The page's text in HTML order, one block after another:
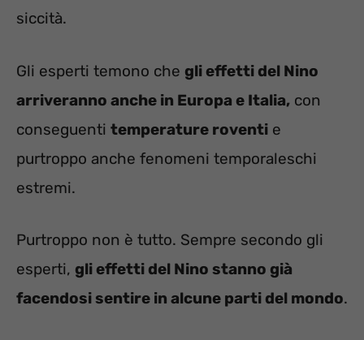
siccità.
Gli esperti temono che gli effetti del Nino
arriveranno anche in Europa e Italia, con
conseguenti temperature roventi e
purtroppo anche fenomeni temporaleschi
estremi.
Purtroppo non è tutto. Sempre secondo gli
esperti, gli effetti del Nino stanno già
facendosi sentire in alcune parti del mondo.